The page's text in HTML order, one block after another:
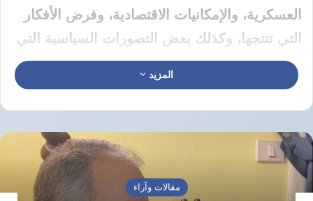
العسكرية، والإمكانيات الاقتصادية، وفرض الأفكار
التي تنتجها، وكذلك بعض التصورات السياسية التي
تتبناها.
أنفسهم، أو مهاجرون يعتنقون ديانات مختلفة، لكن
استراتيجية الدولة الأمريكية حيال المسلمين تتسم
المزيد
مقالات وآراء